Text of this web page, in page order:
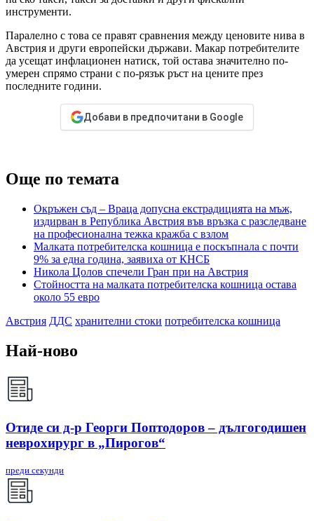
инструменти.
Паралелно с това се правят сравнения между ценовите нива в
Австрия и други европейски държави. Макар потребителите
да усещат инфлационен натиск, той остава значително по-
умерен спрямо страни с по-рязък ръст на цените през
последните години.
Добави в предпочитани в Google
Още по темата
Окръжен съд – Враца допусна екстрадицията на мъж,
издирван в Република Австрия във връзка с разследване
на професионална тежка кражба с взлом
Малката потребителска кошница е поскъпнала с почти
9% за една година, заявиха от КНСБ
Никола Цолов спечели Гран при на Австрия
Стойността на малката потребителска кошница остава
около 55 евро
Австрия ДДС хранителни стоки потребителска кошница
Най-ново
Отиде си д-р Георги Поптодоров – дългогодишен
неврохирург в „Пирогов“
преди секунди